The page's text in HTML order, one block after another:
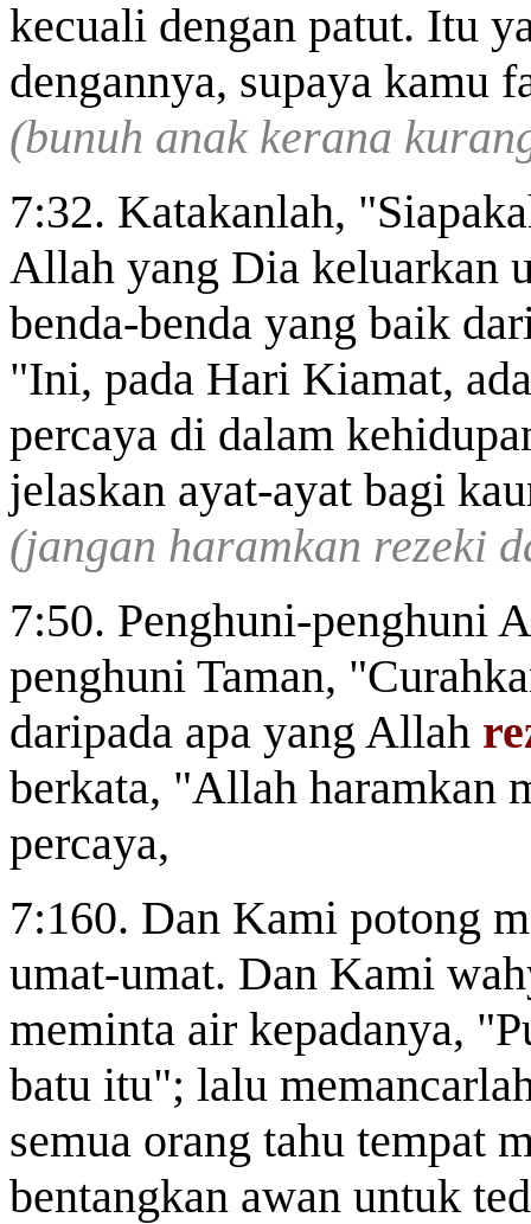
kecuali dengan patut. Itu
dengannya, supaya kamu
(bunuh anak kerana
7:32. Katakanlah,
Allah yang Dia keluarkan
benda-benda yang baik
"Ini, pada Hari Kiamat,
percaya di dalam
jelaskan ayat-ayat bagi
(jangan haramkan rezeki
7:50. Penghuni-penghuni
penghuni Taman,
daripada apa yang Allah
berkata, "Allah haramkan
percaya,
7:160. Dan Kami potong
umat-umat. Dan Kami
meminta air kepadanya,
batu itu"; lalu
semua orang tahu tempat
bentangkan awan untuk